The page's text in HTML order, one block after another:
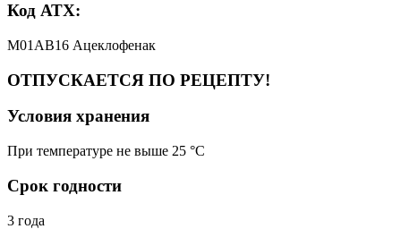
Код АТХ:
M01AB16 Ацеклофенак
ОТПУСКАЕТСЯ ПО РЕЦЕПТУ!
Условия хранения
При температуре не выше 25 °C
Срок годности
3 года